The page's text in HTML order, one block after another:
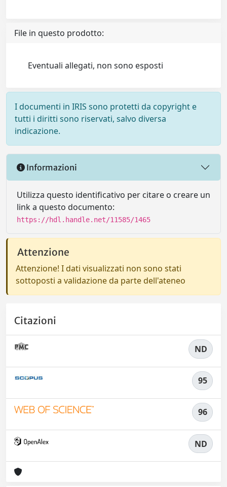
File in questo prodotto:
Eventuali allegati, non sono esposti
I documenti in IRIS sono protetti da copyright e
tutti i diritti sono riservati, salvo diversa
indicazione.
Informazioni
Utilizza questo identificativo per citare o creare un
link a questo documento:
https://hdl.handle.net/11585/1465
Attenzione
Attenzione! I dati visualizzati non sono stati
sottoposti a validazione da parte dell'ateneo
Citazioni
ND
95
96
ND